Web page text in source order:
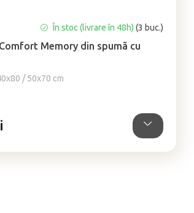
Memory din spumã cu
/ 50x70 cm
În stoc (livrare în 48h) (3 buc.)